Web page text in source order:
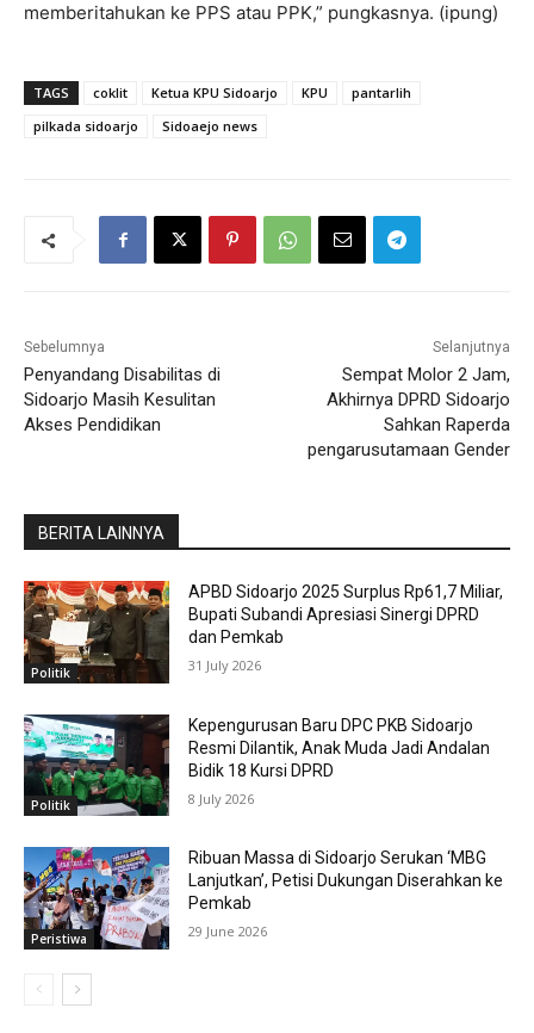
memberitahukan ke PPS atau PPK,” pungkasnya. (ipung)
TAGS coklit Ketua KPU Sidoarjo KPU
pantarlih
pilkada sidoarjo
Sidoaejo news
Sebelumnya
Penyandang Disabilitas di
Sidoarjo Masih Kesulitan
Akses Pendidikan
Selanjutnya
Sempat Molor 2 Jam,
Akhirnya DPRD Sidoarjo
Sahkan Raperda
pengarusutamaan Gender
BERITA LAINNYA
Politik
APBD Sidoarjo 2025 Surplus Rp61,7 Miliar,
Bupati Subandi Apresiasi Sinergi DPRD
dan Pemkab
31 July 2026
Politik
Kepengurusan Baru DPC PKB Sidoarjo
Resmi Dilantik, Anak Muda Jadi Andalan
Bidik 18 Kursi DPRD
8 July 2026
Peristiwa
Ribuan Massa di Sidoarjo Serukan ‘MBG
Lanjutkan’, Petisi Dukungan Diserahkan ke
Pemkab
29 June 2026